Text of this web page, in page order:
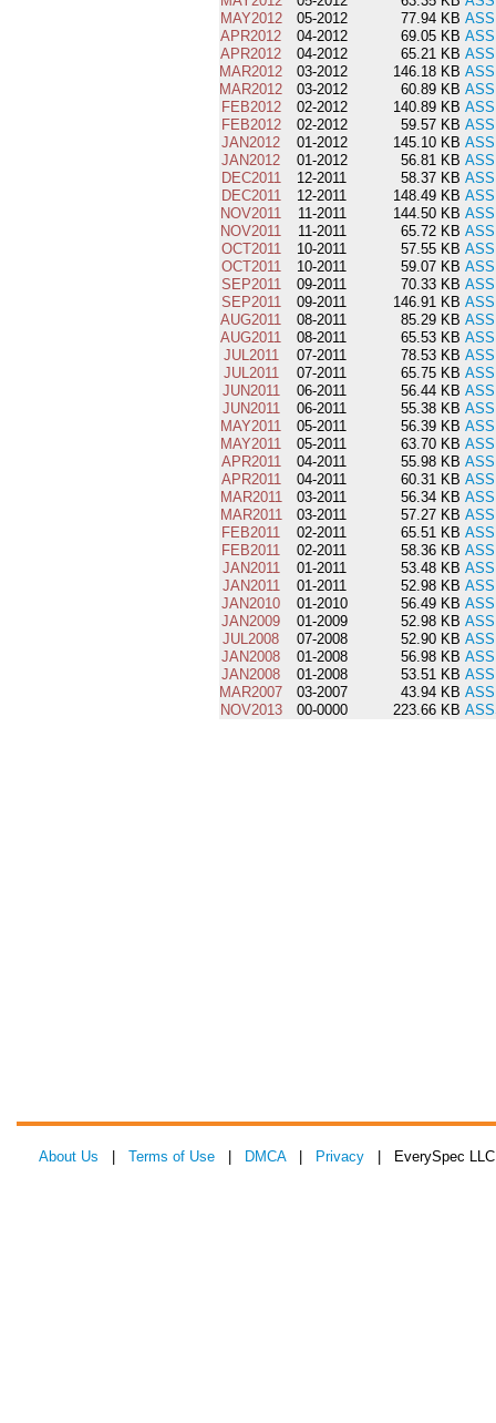
MAY2012
05-2012 77.94 KB
APR2012
04-2012 69.05 KB
APR2012
04-2012 65.21 KB
MAR2012
03-2012 146.18 KB
MAR2012
03-2012 60.89 KB
FEB2012
02-2012 140.89 KB
FEB2012
02-2012 59.57 KB
JAN2012
01-2012 145.10 KB
JAN2012
01-2012 56.81 KB
DEC2011
12-2011 58.37 KB
DEC2011
12-2011 148.49 KB
NOV2011
11-2011 144.50 KB
NOV2011
11-2011 65.72 KB
OCT2011
10-2011 57.55 KB
OCT2011
10-2011 59.07 KB
SEP2011
09-2011 70.33 KB
SEP2011
09-2011 146.91 KB
AUG2011
08-2011 85.29 KB
AUG2011
08-2011 65.53 KB
JUL2011
07-2011 78.53 KB
JUL2011
07-2011 65.75 KB
JUN2011
06-2011 56.44 KB
JUN2011
06-2011 55.38 KB
MAY2011
05-2011 56.39 KB
MAY2011
05-2011 63.70 KB
APR2011
04-2011 55.98 KB
APR2011
04-2011 60.31 KB
MAR2011
03-2011 56.34 KB
MAR2011
03-2011 57.27 KB
FEB2011
02-2011 65.51 KB
FEB2011
02-2011 58.36 KB
JAN2011
01-2011 53.48 KB
JAN2011
01-2011 52.98 KB
JAN2010
01-2010 56.49 KB
JAN2009
01-2009 52.98 KB
JUL2008
07-2008 52.90 KB
JAN2008
01-2008 56.98 KB
JAN2008
01-2008 53.51 KB
MAR2007
03-2007 43.94 KB
NOV2013
00-0000 223.66 KB
About Us Terms of Use DMCA| Privacy | EverySpec